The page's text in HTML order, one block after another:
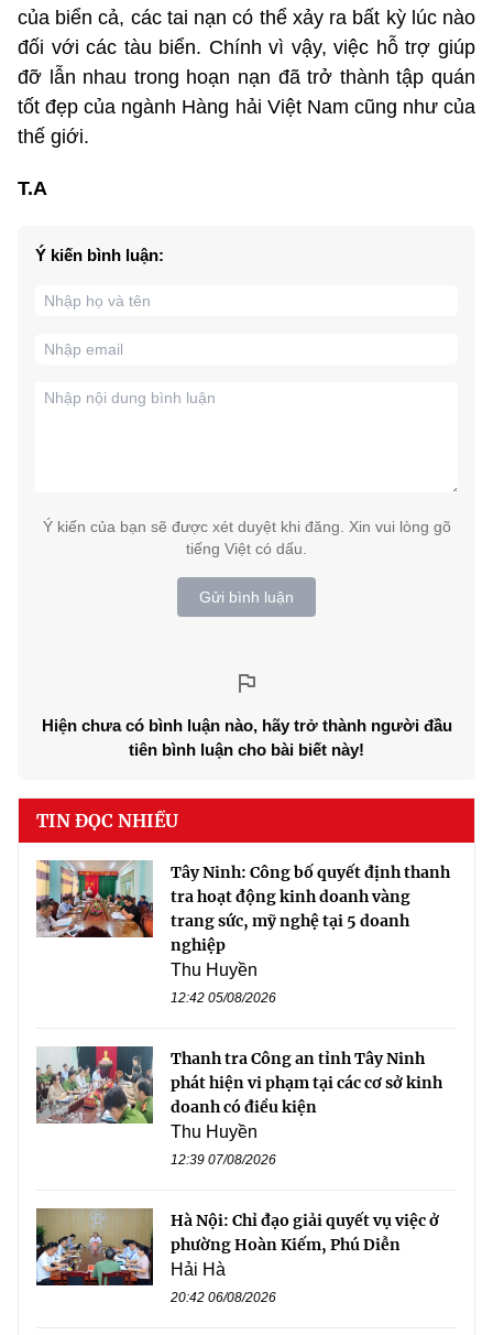
của biển cả, các tai nạn có thể xảy ra bất kỳ lúc nào
đối với các tàu biển. Chính vì vậy, việc hỗ trợ giúp
đỡ lẫn nhau trong hoạn nạn đã trở thành tập quán
tốt đẹp của ngành Hàng hải Việt Nam cũng như của
thế giới.
T.A
Ý kiến bình luận:
Ý kiến của bạn sẽ được xét duyệt khi đăng. Xin vui lòng gõ
tiếng Việt có dấu.
Gửi bình luận
Hiện chưa có bình luận nào, hãy trở thành người đầu
tiên bình luận cho bài biết này!
TIN ĐỌC NHIỀU
Tây Ninh: Công bố quyết định thanh
tra hoạt động kinh doanh vàng
trang sức, mỹ nghệ tại 5 doanh
nghiệp
Thu Huyền
12:42 05/08/2026
Thanh tra Công an tỉnh Tây Ninh
phát hiện vi phạm tại các cơ sở kinh
doanh có điều kiện
Thu Huyền
12:39 07/08/2026
Hà Nội: Chỉ đạo giải quyết vụ việc ở
phường Hoàn Kiếm, Phú Diễn
Hải Hà
20:42 06/08/2026